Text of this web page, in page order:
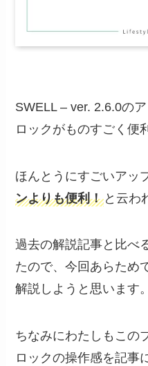
SWELL – ver. 2.6.0の
ロックがものすごく便
ほんとうにすごいアッ
ンよりも便利！ と云わ
過去の解説記事と比べ
たので、今回あらため
解説しようと思います。
ちなみにわたしもこの
ロックの操作感を記事